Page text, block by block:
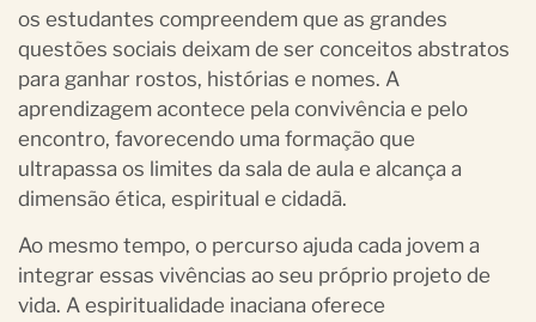
os estudantes compreendem que as grandes
questões sociais deixam de ser conceitos abstratos
para ganhar rostos, histórias e nomes. A
aprendizagem acontece pela convivência e pelo
encontro, favorecendo uma formação que
ultrapassa os limites da sala de aula e alcança a
dimensão ética, espiritual e cidadã.
Ao mesmo tempo, o percurso ajuda cada jovem a
integrar essas vivências ao seu próprio projeto de
vida. A espiritualidade inaciana oferece